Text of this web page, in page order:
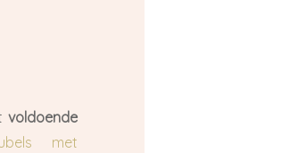
voldoende
met